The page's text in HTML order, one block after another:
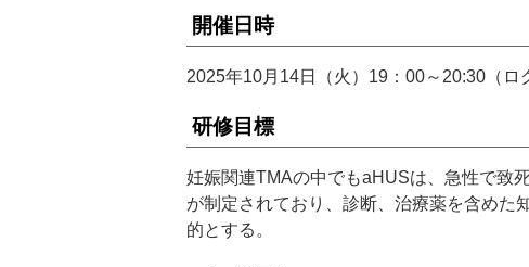
開催日時
2025年10月14日（火）19：00～20:30（ロ
研修目標
妊娠関連TMAの中でもaHUSは、急性で致
が制定されており、診断、治療薬を含めた
的とする。